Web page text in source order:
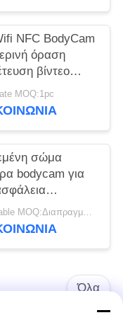
NFC BodyCam
όραση
βίντεο
MOQ:1pc
σώμα
bodycam για
Swat με
negotiable MOQ:Διαπραγματεύσιμος
Όλα